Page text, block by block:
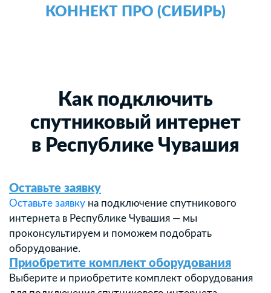
КОННЕКТ ПРО (СИБИРЬ)
Как подключить
спутниковый интернет
в Республике Чувашия
Оставьте заявку
Оставьте заявку на подключение спутникового
интернета в Республике Чувашия — мы
проконсультируем и поможем подобрать
оборудование.
Приобретите комплект оборудования
Выберите и приобретите комплект оборудования